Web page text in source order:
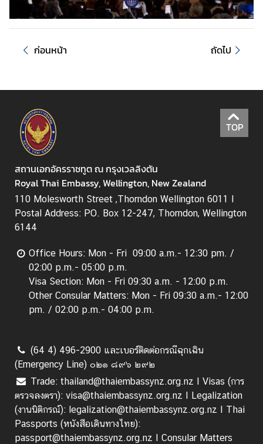
ก่อนหน้า ถัดไป
TOP
สถานเอกอัครราชทูต ณ กรุงเวลลิงตัน
Royal Thai Embassy, Wellington, New Zealand
110 Molesworth Street ,Thorndon Wellington 6011 I
Postal Address: PO. Box 12-247, Thorndon, Wellington
6144
Office Hours: Mon - Fri 09:00 a.m.- 12:30 pm. /
02:00 p.m.- 05:00 p.m.
Visa Section: Mon - Fri 09:30 a.m. - 12:00 p.m.
Other Consular Matters: Mon - Fri 09:30 a.m.- 12:00
pm. / 02:00 p.m.- 04:00 p.m.
(64 4) 496-2900 และเบอร์ติดต่อกรณีฉุกเฉิน
(Emergency Line) ๐๒๑ ๘๙๖ ๒๙๒
Trade: thailand@thaiembassynz.org.nz I Visas (การ
ตรวจลงตรา): visa@thaiembassynz.org.nz I Legalization
(งานนิติกรณ์): legalization@thaiembassynz.org.nz I Thai
Passports (หนังสือเดินทางไทย):
passport@thaiembassynz.org.nz I Consular Matters